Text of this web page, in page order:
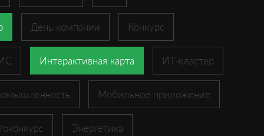
День компании Конкурс
Интерактивная карта ИТ-кластер
Мобильное приложение
Энергетика